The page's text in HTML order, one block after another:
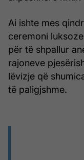
Ai ishte mes
ceremoni
për të shpallur
rajoneve
lëvizje që
të paligjshme.